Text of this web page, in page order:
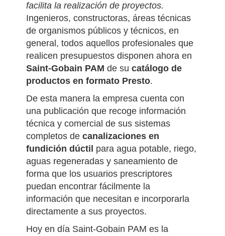
facilita la realización de proyectos.
Ingenieros, constructoras, áreas técnicas
de organismos públicos y técnicos, en
general, todos aquellos profesionales que
realicen presupuestos disponen ahora en
Saint-Gobain PAM de sucatálogo de
productos en formato Presto.
De esta manera la empresa cuenta con
una publicación que recoge información
técnica y comercial de sus sistemas
completos decanalizaciones en
fundición dúctil para agua potable, riego,
aguas regeneradas y saneamiento de
forma que los usuarios prescriptores
puedan encontrar fácilmente la
información que necesitan e incorporarla
directamente a sus proyectos.
Hoy en día Saint-Gobain PAM es la